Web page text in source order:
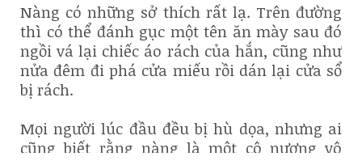
Nàng có những sở thích rất lạ. Trên đường
thì có thể đánh gục một tên ăn mày sau đó
ngồi vá lại chiếc áo rách của hắn, cũng như
nửa đêm đi phá cửa miếu rồi dán lại cửa sổ
bị rách.
Mọi người lúc đầu đều bị hù dọa, nhưng ai
cũng biết rằng nàng là một cô nương vô